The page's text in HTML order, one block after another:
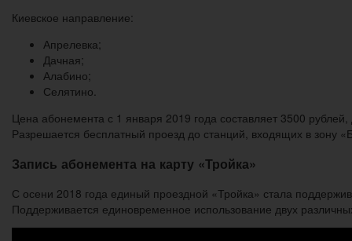
Киевское направление:
Апрелевка;
Дачная;
Алабино;
Селятино.
Цена абонемента с 1 января 2019 года составляет 3500
Разрешается бесплатный проезд до станций, входящих в зону
Запись абонемента на карту «Тройка»
С осени 2018 года единый проездной «Тройка» стала
Поддерживается единовременное использование двух